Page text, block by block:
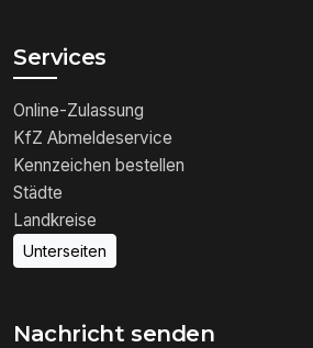
Services
Online-Zulassung
KfZ Abmeldeservice
Kennzeichen bestellen
Städte
Landkreise
Unterseiten
Nachricht senden